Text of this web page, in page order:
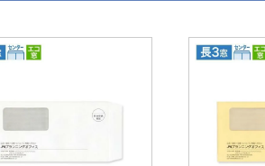
お悔み用 喪中はがき印刷
株券・商品券 発送・包装・梱包資材
114×162